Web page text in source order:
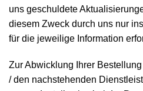
uns geschuldete
diesem Zweck durch uns nur
für die jeweilige Information
Zur Abwicklung Ihrer
/ den nachstehenden